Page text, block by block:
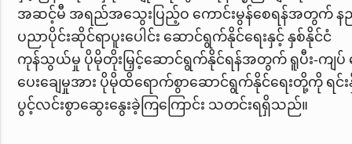
အဆင့်မီ အရည်အသွေးပြည့်ဝ ကောင်းမွန်စေရန်အတွက် န
ပညာပိုင်းဆိုင်ရာပူးပေါင်း ဆောင်ရွက်နိုင်ရေးနှင့် နှစ်နိုင်ငံ
ကုန်သွယ်မှု ပိုမိုတိုးမြှင့်ဆောင်ရွက်နိုင်ရန်အတွက် ရူပီး-ကျပ်
ပေးချေမှုအား ပိုမိုထိရောက်စွာဆောင်ရွက်နိုင်ရေးတို့ကို ရင်း
ပွင့်လင်းစွာဆွေးနွေးခဲ့ကြကြောင်း သတင်းရရှိသည်။